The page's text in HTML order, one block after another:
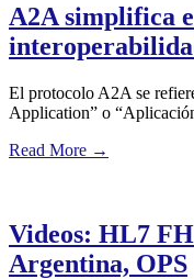
A2A simplifica
El protocolo A2A se
Application” o
Read More →
Videos: HL7
Argentina, OPS